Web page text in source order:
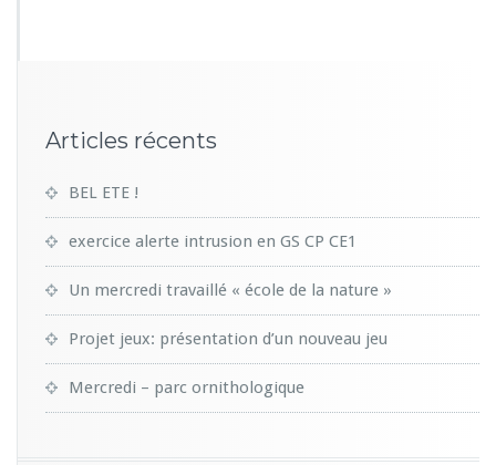
Articles récents
BEL ETE !
exercice alerte intrusion en GS CP CE1
Un mercredi travaillé « école de la nature »
Projet jeux: présentation d’un nouveau jeu
Mercredi – parc ornithologique